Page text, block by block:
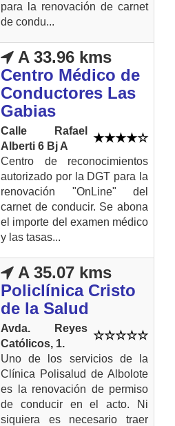
para la renovación de carnet
de condu...
A 33.96 kms
Centro Médico de
Conductores Las
Gabias
Calle Rafael
Alberti 6 Bj A
Centro de reconocimientos
autorizado por la DGT para la
renovación "OnLine" del
carnet de conducir. Se abona
el importe del examen médico
y las tasas...
A 35.07 kms
Policlínica Cristo
de la Salud
Avda. Reyes
Católicos, 1.
Uno de los servicios de la
Clínica Polisalud de Albolote
es la renovación de permiso
de conducir en el acto. Ni
siquiera es necesario traer